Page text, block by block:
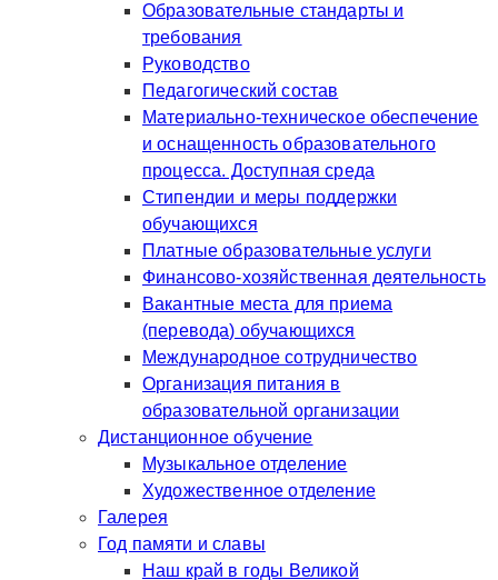
Образовательные стандарты и
требования
Руководство
Педагогический состав
Материально-техническое обеспечение
и оснащенность образовательного
процесса. Доступная среда
Стипендии и меры поддержки
обучающихся
Платные образовательные услуги
Финансово-хозяйственная деятельность
Вакантные места для приема
(перевода) обучающихся
Международное сотрудничество
Организация питания в
образовательной организации
Дистанционное обучение
Музыкальное отделение
Художественное отделение
Галерея
Год памяти и славы
Наш край в годы Великой